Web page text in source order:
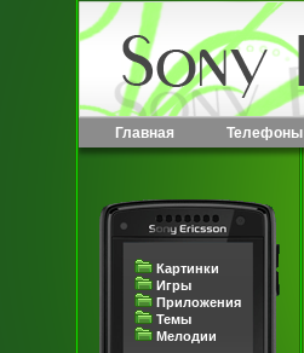
Главная Телефоны
Картинки
Игры
Приложения
Темы
Мелодии